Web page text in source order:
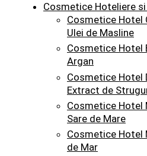
Cosmetice Hoteliere
Cosmetice Hotel
Ulei de Masline
Cosmetice Hotel
Argan
Cosmetice Hotel
Extract de
Cosmetice Hotel
Sare de Mare
Cosmetice Hotel
de Mar